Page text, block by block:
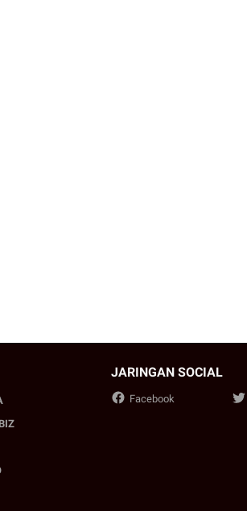
JARINGAN SOCIAL
Facebook